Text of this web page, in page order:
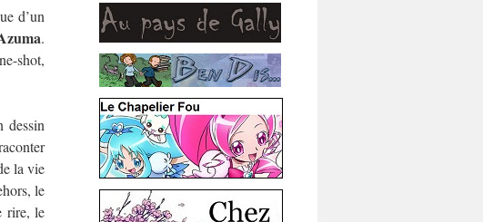
d’un
.
shot,
dessin
la vie
le
rire, le